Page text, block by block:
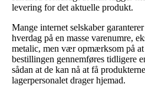
levering for det aktuelle produkt.
Mange internet selskaber
hverdag på en masse varenumre,
metalic, men vær opmærksom på
bestillingen gennemføres tidligere
sådan at de kan nå at få
lagerpersonalet drager hjemad.